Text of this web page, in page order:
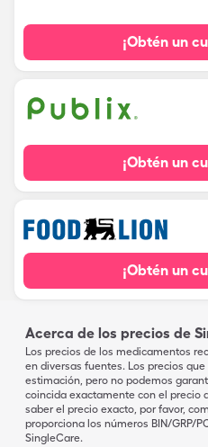
¡Obtén un
¡Obtén un
¡Obtén un
Acerca de los precios de
Los precios de los medicamentos
en diversas fuentes. Los precios
estimación, pero no podemos
coincida exactamente con el precio
saber el precio exacto, por favor,
proporciona los números BIN/GRP/
SingleCare.